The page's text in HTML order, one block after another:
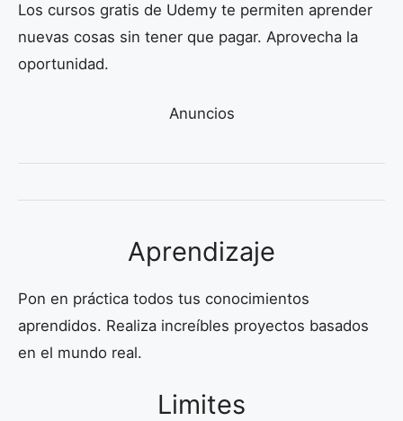
Los cursos gratis de Udemy te permiten aprender
nuevas cosas sin tener que pagar. Aprovecha la
oportunidad.
Anuncios
Aprendizaje
Pon en práctica todos tus conocimientos
aprendidos. Realiza increíbles proyectos basados
en el mundo real.
Limites